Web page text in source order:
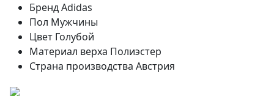
БрендAdidas
Пол Мужчины
Цвет Голубой
Материал верха Полиэстер
Страна производства Австрия